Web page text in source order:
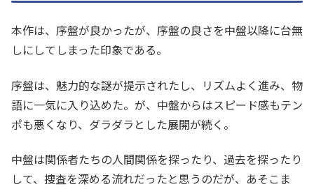
本作は、序盤が良かったが、序盤の良さを中盤以降に台無
しにしてしまった印象である。
序盤は、魅力的な謎が提示されたし、リズムよく進み、物
語に一気に入り込めた。が、中盤からはスピード感もテン
ポも悪くなり、ダラダラとした展開が続く。
中盤は関係者たちの人間関係を探ったり、過去を探ったり
して、捜査を深める流れだったと思うのだが、あそこま